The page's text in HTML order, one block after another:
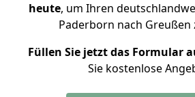
heute, um Ihren
Paderborn nach Greußen
Füllen Sie jetzt das Formular
Sie kostenlose